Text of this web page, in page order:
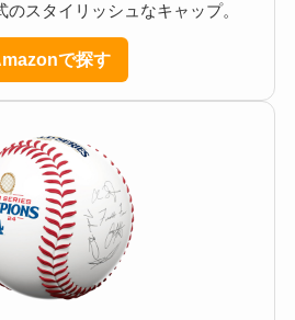
のスタイリッシュなキャップ。
で探す